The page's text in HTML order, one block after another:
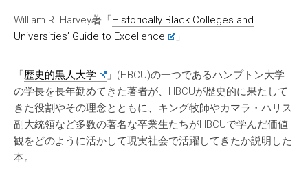
William R. Harvey著「Historically Black Colleges and
Universities’ Guide to Excellence
」
「歴史的黒人大学
」(HBCU)の一つであるハンプトン大学
の学長を長年勤めてきた著者が、HBCUが歴史的に果たして
きた役割やその理念とともに、キング牧師やカマラ・ハリス
副大統領など多数の著名な卒業生たちがHBCUで学んだ価値
観をどのように活かして現実社会で活躍してきたか説明した
本。